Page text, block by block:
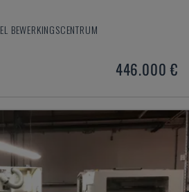
BEWERKINGSCENTRUM
446.000 €